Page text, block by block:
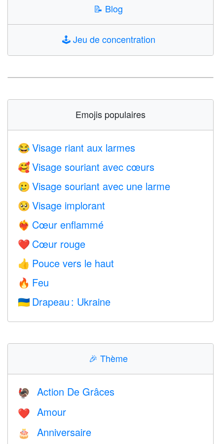
📝 Blog
🕹️Jeu de concentration
Emojis populaires
😂 Visage riant aux larmes
🥰 Visage souriant avec cœurs
🥲 Visage souriant avec une larme
🥺 Visage implorant
❤️‍🔥 Cœur enflammé
❤️ Cœur rouge
👍 Pouce vers le haut
🔥 Feu
🇺🇦 Drapeau : Ukraine
🎉 Thème
🦃 Action De Grâces
❤️️ Amour
🎂 Anniversaire